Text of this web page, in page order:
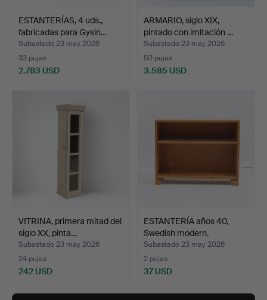
ESTANTERÍAS, 4 uds.,
fabricadas para Gysin…
Subastado 23 may 2026
33 pujas
2.783 USD
ARMARIO, siglo XIX,
pintado con imitación …
Subastado 23 may 2026
50 pujas
3.585 USD
VITRINA, primera mitad del
siglo XX, pinta…
Subastado 23 may 2026
24 pujas
242 USD
ESTANTERÍA años 40,
Swedish modern.
Subastado 23 may 2026
2 pujas
37 USD